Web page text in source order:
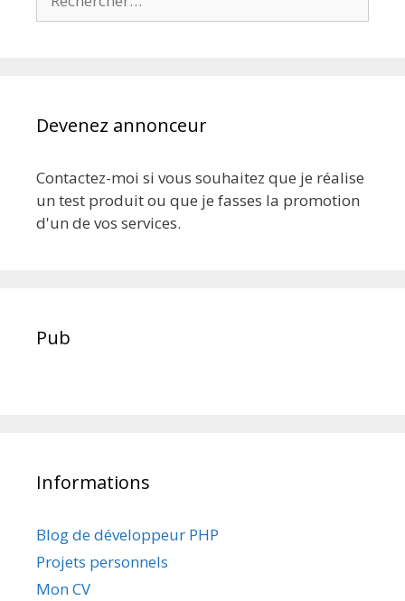
Devenez annonceur
Contactez-moi si vous souhaitez que je réalise
un test produit ou que je fasses la promotion
d'un de vos services.
Pub
Informations
Blog de développeur PHP
Projets personnels
Mon CV